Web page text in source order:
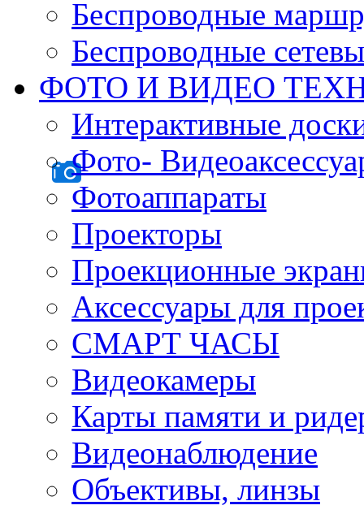
Беспроводные
Беспроводные
ФОТО И ВИДЕО
Интерактивные
Фото-
Фотоаппараты
Проекторы
Проекционные
Аксессуары для
СМАРТ ЧАСЫ
Видеокамеры
Карты памяти и
Видеонаблюдение
Объективы, линзы